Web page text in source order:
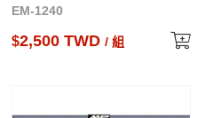
EM-1240
$2,500 TWD/ 組